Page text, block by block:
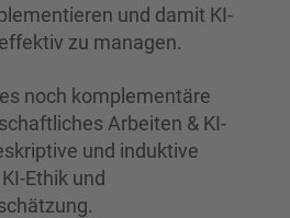
und damit KI-
zu managen.
noch komplementäre
Arbeiten & KI-
und induktive
Ethik und